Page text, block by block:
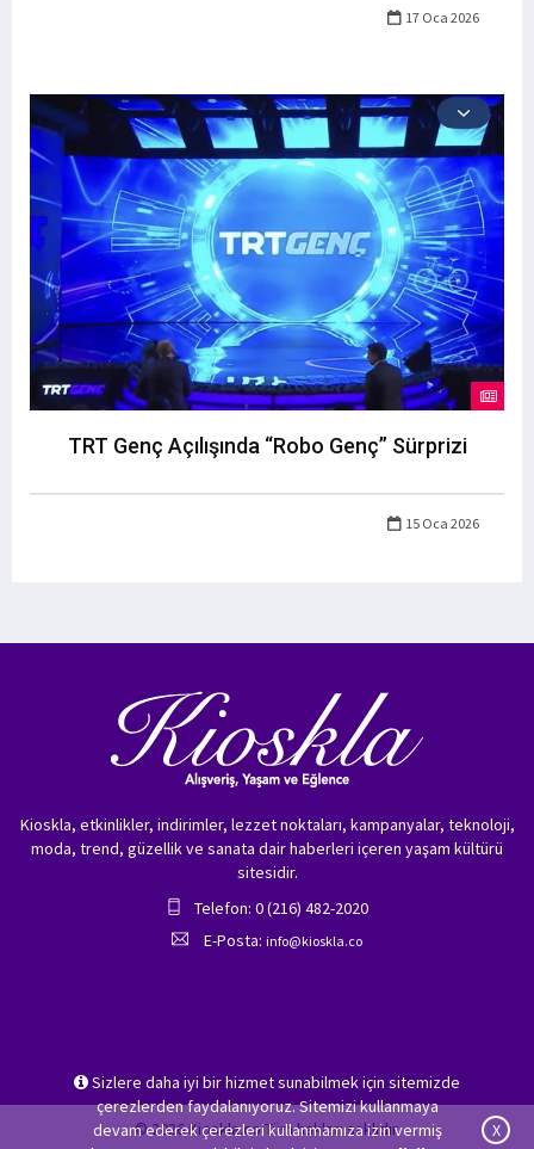
17 Oca 2026
TRT Genç Açılışında “Robo Genç” Sürprizi
15 Oca 2026
Sizlere daha iyi bir hizmet sunabilmek için sitemizde
çerezlerden faydalanıyoruz. Sitemizi kullanmaya
devam ederek çerezleri kullanmamıza izin vermiş
X
Kioskla, etkinlikler, indirimler, lezzet noktaları, kampanyalar, teknoloji,
moda, trend, güzellik ve sanata dair haberleri içeren yaşam kültürü
sitesidir.
Telefon: 0 (216) 482-2020
E-Posta: info@kioskla.co
© 2026 Kioskla.co Tüm hakları saklıdır.